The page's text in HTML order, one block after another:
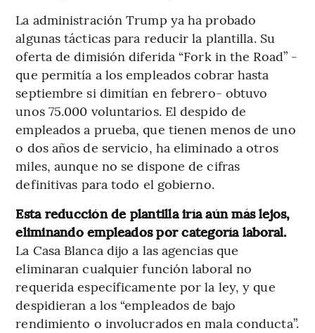
La administración Trump ya ha probado
algunas tácticas para reducir la plantilla. Su
oferta de dimisión diferida “Fork in the Road” -
que permitía a los empleados cobrar hasta
septiembre si dimitían en febrero- obtuvo
unos 75.000 voluntarios. El despido de
empleados a prueba, que tienen menos de uno
o dos años de servicio, ha eliminado a otros
miles, aunque no se dispone de cifras
definitivas para todo el gobierno.
Esta reducción de plantilla iría aún más lejos,
eliminando empleados por categoría laboral.
La Casa Blanca dijo a las agencias que
eliminaran cualquier función laboral no
requerida específicamente por la ley, y que
despidieran a los “empleados de bajo
rendimiento o involucrados en mala conducta”.